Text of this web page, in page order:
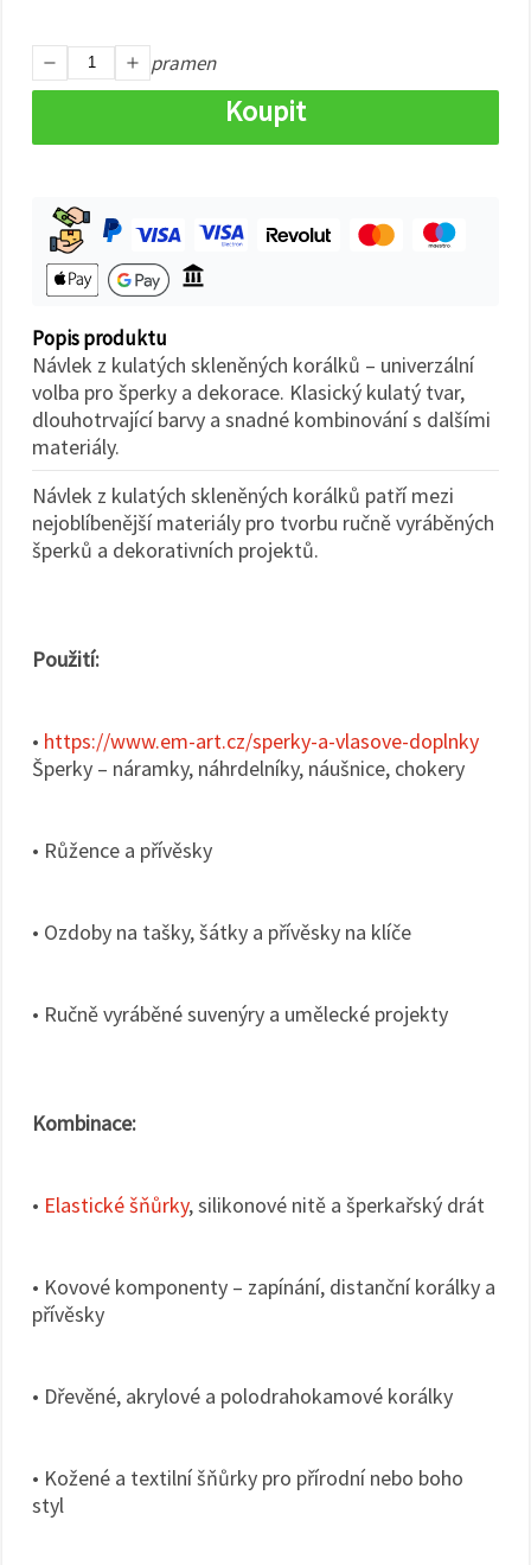
Přijmout
vše
pramen
Koupit
Popis produktu
Návlek z kulatých skleněných korálků – univerzální
volba pro šperky a dekorace. Klasický kulatý tvar,
dlouhotrvající barvy a snadné kombinování s dalšími
materiály.
Návlek z kulatých skleněných korálků patří mezi
nejoblíbenější materiály pro tvorbu ručně vyráběných
šperků a dekorativních projektů.
Použití:
• https://www.em-art.cz/sperky-a-vlasove-doplnky
Šperky – náramky, náhrdelníky, náušnice, chokery
• Růžence a přívěsky
• Ozdoby na tašky, šátky a přívěsky na klíče
• Ručně vyráběné suvenýry a umělecké projekty
Kombinace:
• Elastické šňůrky, silikonové nitě a šperkařský drát
• Kovové komponenty – zapínání, distanční korálky a
přívěsky
• Dřevěné, akrylové a polodrahokamové korálky
• Kožené a textilní šňůrky pro přírodní nebo boho
styl